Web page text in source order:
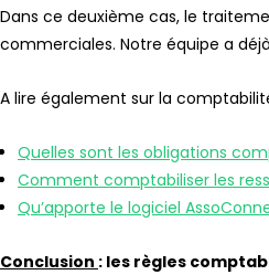
Dans ce deuxième cas, le
commerciales. Notre équipe a
A lire également sur la
Quelles sont les obligations
Comment comptabiliser les
Qu’apporte le logiciel
Conclusion : les règles